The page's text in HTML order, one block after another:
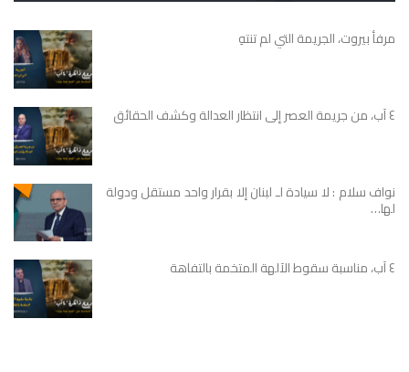
مرفأ بيروت، الجريمة التي لم تنتهِ
٤ آب، من جريمة العصر إلى انتظار العدالة وكشف الحقائق
نواف سلام : لا سيادة لـ لبنان إلا بقرار واحد مستقل ودولة
لها…
٤ آب، مناسبة سقوط الآلهة المتخمة بالتفاهة